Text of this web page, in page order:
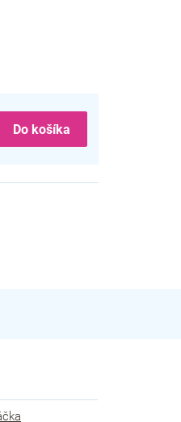
Do košíka